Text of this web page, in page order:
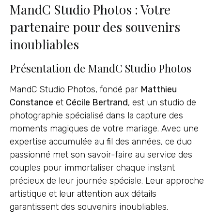
MandC Studio Photos : Votre
partenaire pour des souvenirs
inoubliables
Présentation de MandC Studio Photos
MandC Studio Photos, fondé par Matthieu
Constance et Cécile Bertrand, est un studio de
photographie spécialisé dans la capture des
moments magiques de votre mariage. Avec une
expertise accumulée au fil des années, ce duo
passionné met son savoir-faire au service des
couples pour immortaliser chaque instant
précieux de leur journée spéciale. Leur approche
artistique et leur attention aux détails
garantissent des souvenirs inoubliables.